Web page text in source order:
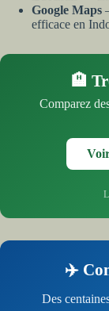
Google Maps
efficace en
🏨
Comparez
✈️
Des